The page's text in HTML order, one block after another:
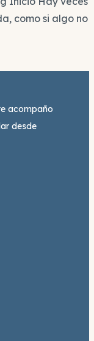
como si algo no
acompaño
desde